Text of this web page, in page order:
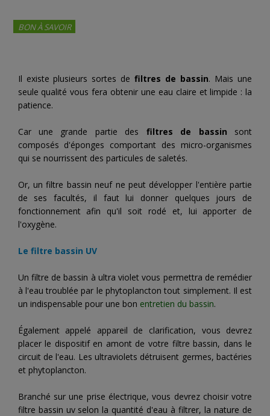
BON À SAVOIR
Il existe plusieurs sortes defiltres de bassin. Mais une
seule qualité vous fera obtenir une eau claire et limpide : la
patience.
Car une grande partie des filtres de bassin sont
composés d'éponges comportant des micro-organismes
qui se nourrissent des particules de saletés.
Or, un filtre bassin neuf ne peut développer l'entière partie
de ses facultés, il faut lui donner quelques jours de
fonctionnement afin qu'il soit rodé et, lui apporter de
l'oxygène.
Le filtre bassin UV
Un filtre de bassin à ultra violet vous permettra de remédier
à l'eau troublée par le phytoplancton tout simplement. Il est
un indispensable pour une bon entretien du bassin.
Également appelé appareil de clarification, vous devrez
placer le dispositif en amont de votre filtre bassin, dans le
circuit de l'eau. Les ultraviolets détruisent germes, bactéries
et phytoplancton.
Branché sur une prise électrique, vous devrez choisir votre
filtre bassin uv selon la quantité d'eau à filtrer, la nature de